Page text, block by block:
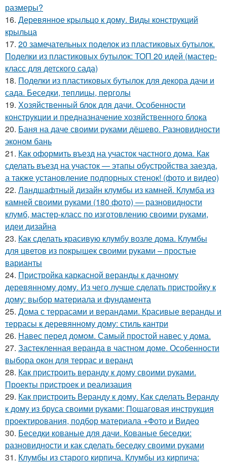
размеры?
16. Деревянное крыльцо к дому. Виды конструкций
крыльца
17. 20 замечательных поделок из пластиковых бутылок.
Поделки из пластиковых бутылок: ТОП 20 идей (мастер-
класс для детского сада)
18. Поделки из пластиковых бутылок для декора дачи и
сада. Беседки, теплицы, перголы
19. Хозяйственный блок для дачи. Особенности
конструкции и предназначение хозяйственного блока
20. Баня на даче своими руками дёшево. Разновидности
эконом бань
21. Как оформить въезд на участок частного дома. Как
сделать въезд на участок — этапы обустройства заезда,
а также установление подпорных стенок! (фото и видео)
22. Ландшафтный дизайн клумбы из камней. Клумба из
камней своими руками (180 фото) — разновидности
клумб, мастер-класс по изготовлению своими руками,
идеи дизайна
23. Как сделать красивую клумбу возле дома. Клумбы
для цветов из покрышек своими руками – простые
варианты
24. Пристройка каркасной веранды к дачному
деревянному дому. Из чего лучше сделать пристройку к
дому: выбор материала и фундамента
25. Дома с террасами и верандами. Красивые веранды и
террасы к деревянному дому: стиль кантри
26. Навес перед домом. Самый простой навес у дома.
27. Застекленная веранда в частном доме. Особенности
выбора окон для террас и веранд
28. Как пристроить веранду к дому своими руками.
Проекты пристроек и реализация
29. Как пристроить Веранду к дому. Как сделать Веранду
к дому из бруса своими руками: Пошаговая инструкция
проектирования, подбор материала +Фото и Видео
30. Беседки кованые для дачи. Кованые беседки:
разновидности и как сделать беседку своими руками
31. Клумбы из старого кирпича. Клумбы из кирпича: